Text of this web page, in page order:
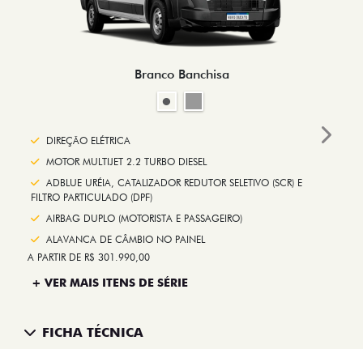
Branco Banchisa
DIREÇÃO ELÉTRICA
MOTOR MULTIJET 2.2 TURBO DIESEL
ADBLUE URÉIA, CATALIZADOR REDUTOR SELETIVO (SCR) E
FILTRO PARTICULADO (DPF)
AIRBAG DUPLO (MOTORISTA E PASSAGEIRO)
ALAVANCA DE CÂMBIO NO PAINEL
A PARTIR DE R$ 301.990,00
+ VER MAIS ITENS DE SÉRIE
FICHA TÉCNICA
Next